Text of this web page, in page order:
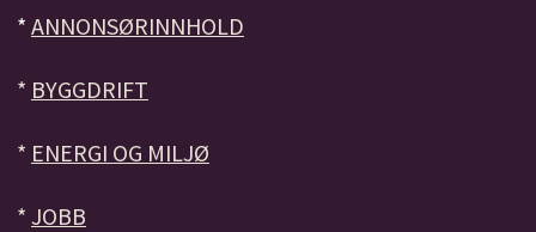
* ANNONSØRINNHOLD
* BYGGDRIFT
* ENERGI OG MILJØ
* JOBB